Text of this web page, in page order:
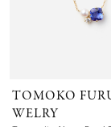
TOMOKO
WELRY